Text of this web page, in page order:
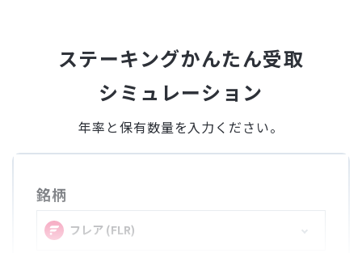
ステーキングかんたん受取
シミュレーション
年率と保有数量を入力ください。
銘柄
フレア (FLR)